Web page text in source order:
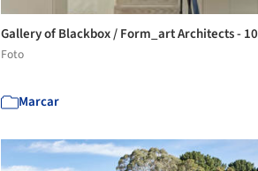
Gallery of Blackbox / Form_art Architects - 10
Foto
Marcar